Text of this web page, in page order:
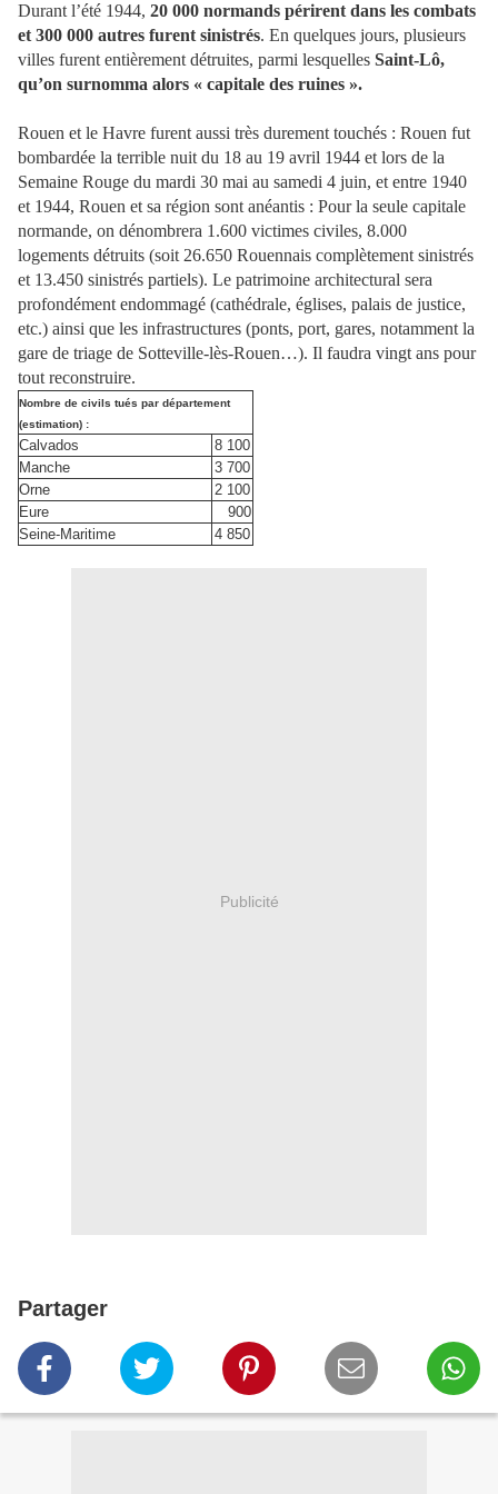
Durant l’été 1944, 20 000 normands périrent dans les combats
et 300 000 autres furent sinistrés. En quelques jours, plusieurs
villes furent entièrement détruites, parmi lesquelles Saint-Lô,
qu’on surnomma alors « capitale des ruines ».
Rouen et le Havre furent aussi très durement touchés : Rouen fut
bombardée la terrible nuit du 18 au 19 avril 1944 et lors de la
Semaine Rouge du mardi 30 mai au samedi 4 juin, et entre 1940
et 1944, Rouen et sa région sont anéantis : Pour la seule capitale
normande, on dénombrera 1.600 victimes civiles, 8.000
logements détruits (soit 26.650 Rouennais complètement sinistrés
et 13.450 sinistrés partiels). Le patrimoine architectural sera
profondément endommagé (cathédrale, églises, palais de justice,
etc.) ainsi que les infrastructures (ponts, port, gares, notamment la
gare de triage de Sotteville-lès-Rouen…). Il faudra vingt ans pour
tout reconstruire.
Nombre de civils tués par département
(estimation) :
Calvados
8 100
Manche
3 700
Orne
2 100
Eure
900
Seine-Maritime
4 850
Publicité
Partager